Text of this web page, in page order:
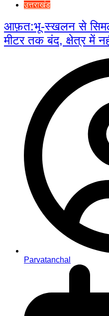
उत्तराखंड
आफ़त:भू-स्खलन से
मीटर तक बंद, क्षेत्र में
Parvatanchal